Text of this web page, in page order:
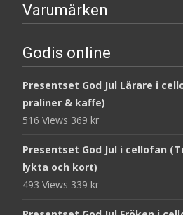
Varumärken
Godis online
Presentset God Jul Lärare i
praliner & kaffe)
516 Views 369 kr
Presentset God Jul i cellofan
lykta och kort)
493 Views 339 kr